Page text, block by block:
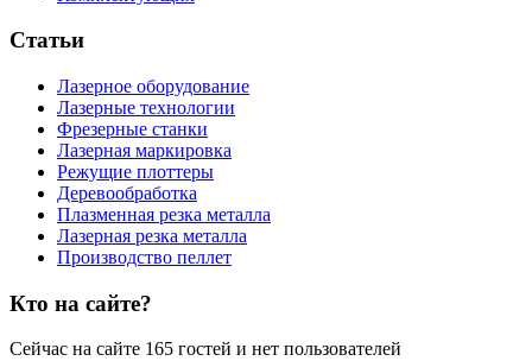
Статьи
Лазерное оборудование
Лазерные технологии
Фрезерные станки
Лазерная маркировка
Режущие плоттеры
Деревообработка
Плазменная резка металла
Лазерная резка металла
Производство пеллет
Кто на сайте?
Сейчас на сайте 165 гостей и нет пользователей